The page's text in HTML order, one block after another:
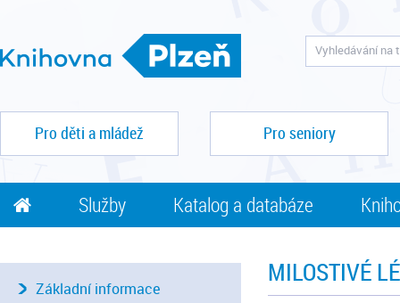
Pro děti a mládež Pro seniory
Služby Katalog a databáze
MILOSTIVÉ
Základní informace